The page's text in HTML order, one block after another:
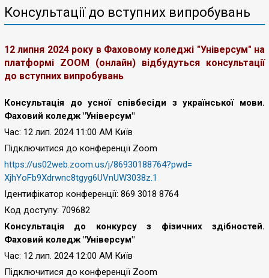
Консультації до вступних випробувань
12 липня 2024 року в Фаховому коледжі "Універсум" на
платформі ZOOM (онлайн) відбудуться консультації
до вступних випробувань
Консультація до усної співбесіди з української мови.
Фаховий коледж "Універсум"
Час: 12 лип. 2024 11:00 AM Київ
Підключитися до конференції Zoom
https://us02web.zoom.us/j/86930188764?pwd=
XjhYoFb9Xdrwnc8tgyg6UVnUW3038z.1
Ідентифікатор конференції: 869 3018 8764
Код доступу: 709682
Консультація до конкурсу з фізичних здібностей.
Фаховий коледж "Універсум"
Час: 12 лип. 2024 12:00 AM Київ
Підключитися до конференції Zoom